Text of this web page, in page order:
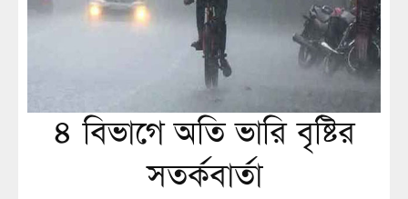
৪ বিভাগে অতি ভারি বৃষ্টির
সতর্কবার্তা